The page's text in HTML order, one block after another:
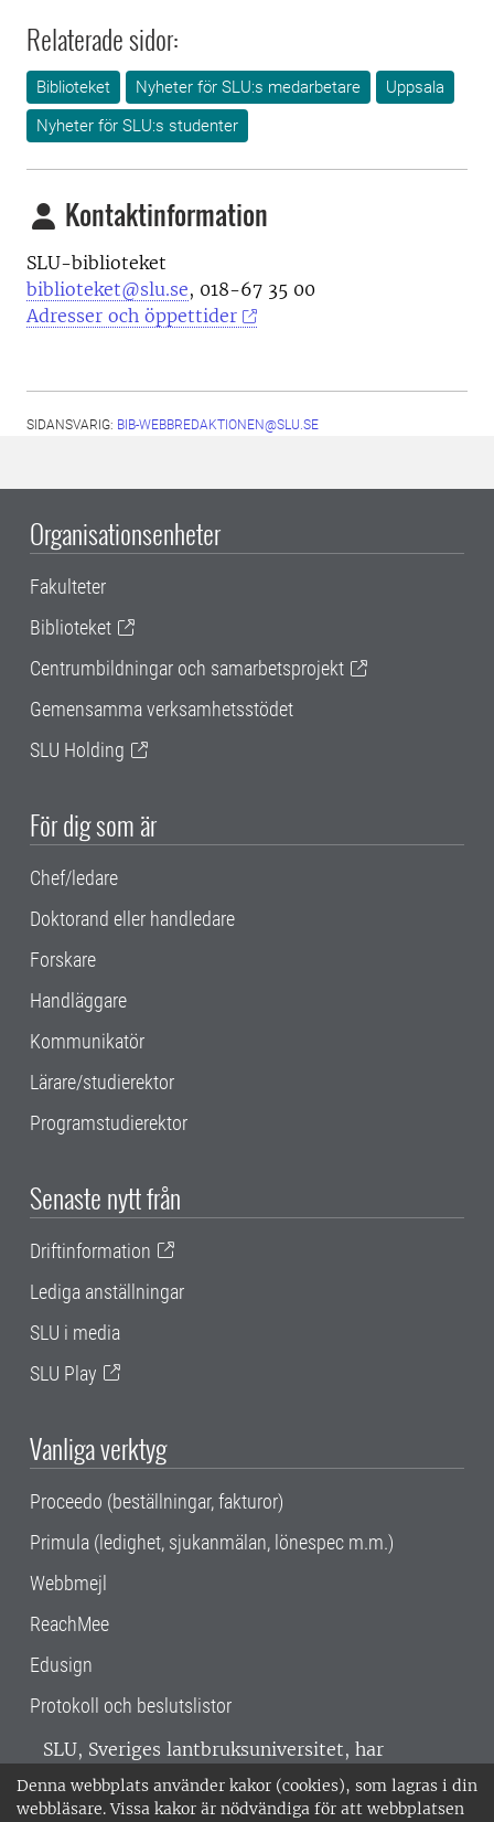
Denna webbplats använder kakor (cookies), som lagras i din
webbläsare. Vissa kakor är nödvändiga för att webbplatsen
Relaterade sidor:
Biblioteket Nyheter för SLU:s medarbetare
Uppsala
Nyheter för SLU:s studenter
Kontaktinformation
SLU-biblioteket
biblioteket@slu.se, 018-67 35 00
Adresser och öppettider
SIDANSVARIG: BIB-WEBBREDAKTIONEN@SLU.SE
Organisationsenheter
Fakulteter
Biblioteket
Centrumbildningar och samarbetsprojekt
Gemensamma verksamhetsstödet
SLU Holding
För dig som är
Chef/ledare
Doktorand eller handledare
Forskare
Handläggare
Kommunikatör
Lärare/studierektor
Programstudierektor
Senaste nytt från
Driftinformation
Lediga anställningar
SLU i media
SLU Play
Vanliga verktyg
Proceedo (beställningar, fakturor)
Primula (ledighet, sjukanmälan, lönespec m.m.)
Webbmejl
ReachMee
Edusign
Protokoll och beslutslistor
SLU, Sveriges lantbruksuniversitet, har
verksamhet över hela Sverige. Huvudorter är
Alnarp, Uppsala och Umeå.SLU är